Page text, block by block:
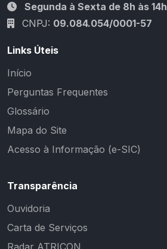
Segunda à Sexta de 8h às 14h
CNPJ: 09.084.054/0001-57
Links Úteis
Início
Perguntas Frequentes
Glossário
Mapa do Site
Acesso à Informação (e-SIC)
Transparência
Ouvidoria
Carta de Serviços